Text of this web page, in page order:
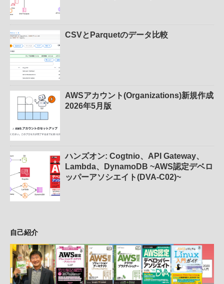
CSVとParquetのデータ比較
AWSアカウント(Organizations)新規作成
2026年5月版
ハンズオン: Cogtnio、API Gateway、
Lambda、DynamoDB ~AWS認定デベロ
ッパーアソシエイト(DVA-C02)~
自己紹介